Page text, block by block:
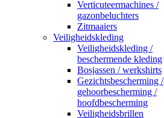
Verticuteermachines /
gazonbeluchters
Zitmaaiers
Veiligheidskleding
Veiligheidskleding /
beschermende kleding
Bosjassen / werkshirts
Gezichtsbescherming /
gehoorbescherming /
hoofdbescherming
Veiligheidsbrillen